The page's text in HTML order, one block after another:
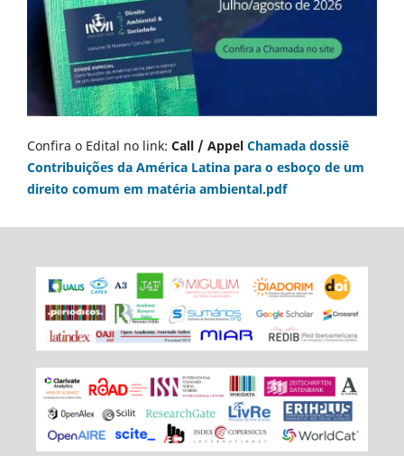
Confira o Edital no link: Call / Appel Chamada dossiê
Contribuições da América Latina para o esboço de um
direito comum em matéria ambiental.pdf